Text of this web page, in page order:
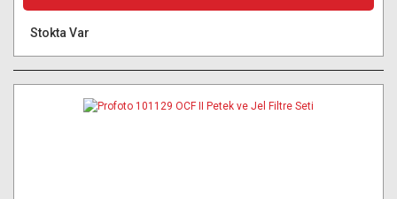
Stokta Var